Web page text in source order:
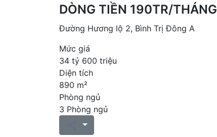
DÒNG TIỀN 190TR/THÁNG
Đường Hương lộ 2, Bình Trị Đông A
Mức giá
34 tỷ 600 triệu
Diện tích
890 m²
Phòng ngủ
3 Phòng ngủ